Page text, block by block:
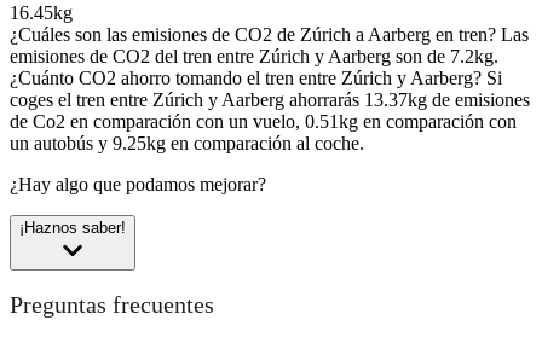
16.45kg
¿Cuáles son las emisiones de CO2 de Zúrich a Aarberg en tren? Las
emisiones de CO2 del tren entre Zúrich y Aarberg son de 7.2kg.
¿Cuánto CO2 ahorro tomando el tren entre Zúrich y Aarberg? Si
coges el tren entre Zúrich y Aarberg ahorrarás 13.37kg de emisiones
de Co2 en comparación con un vuelo, 0.51kg en comparación con
un autobús y 9.25kg en comparación al coche.
¿Hay algo que podamos mejorar?
¡Haznos saber!
Preguntas frecuentes